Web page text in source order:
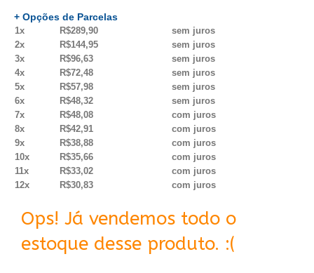
+ Opções de Parcelas
1x R$289,90
sem juros
2x
R$144,95
sem juros
3x
R$96,63
sem juros
4x
R$72,48
sem juros
5x
R$57,98
sem juros
6x
R$48,32
sem juros
7x
R$48,08
com juros
8x
R$42,91
com juros
9x
R$38,88
com juros
10x
R$35,66
com juros
11x
R$33,02
com juros
12x
R$30,83 com juros
Ops! Já vendemos todo o
estoque desse produto. :(